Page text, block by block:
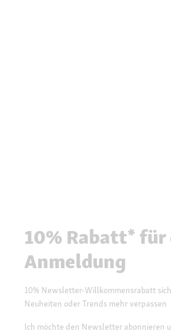
10% Rabatt* für
Anmeldung
10% Newsletter-Willkommensrabatt
Neuheiten oder Trends mehr verpassen
Ich möchte den Newsletter abonnieren